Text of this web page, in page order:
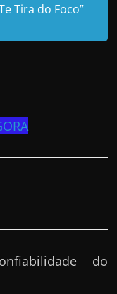
Tira do Foco”
do